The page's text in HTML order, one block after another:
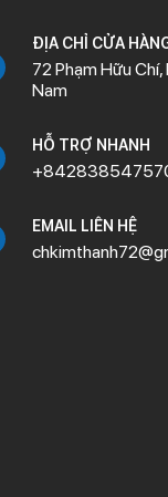
ĐỊA CHỈ CỬA
72 Phạm Hữu
Nam
HỖ TRỢ NHANH
EMAIL LIÊN HỆ